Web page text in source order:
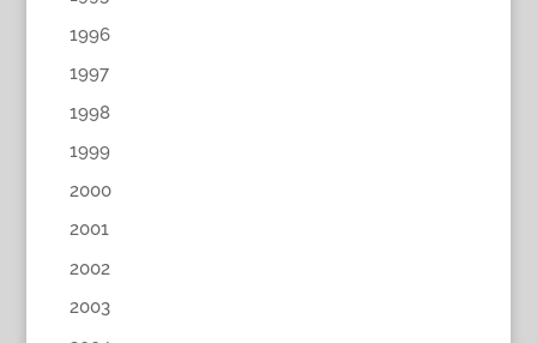
1996
1997
1998
1999
2000
2001
2002
2003